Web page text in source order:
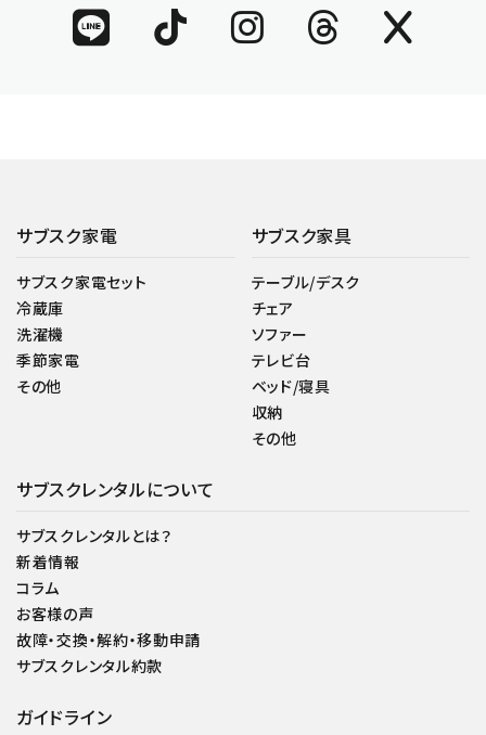
サブスク家電
サブスク家電セット
冷蔵庫
洗濯機
季節家電
その他
サブスク家具
テーブル/デスク
チェア
ソファー
テレビ台
ベッド/寝具
収納
その他
サブスクレンタルについて
サブスクレンタルとは？
新着情報
コラム
お客様の声
故障・交換・解約・移動申請
サブスクレンタル約款
ガイドライン